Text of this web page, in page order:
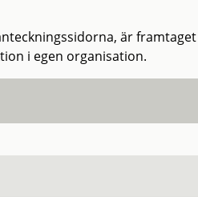
är
i egen organisation.